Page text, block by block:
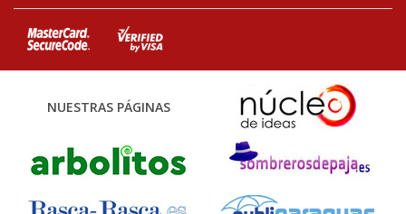
NUESTRAS PÁGINAS